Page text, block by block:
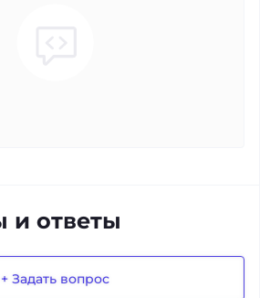
и ответы
+ Задать вопрос